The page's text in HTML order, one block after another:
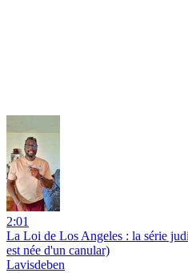
2:01
La Loi de Los Angeles : la série
est née d'un canular)
Lavisdeben